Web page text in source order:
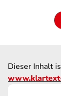
Dieser Inhalt